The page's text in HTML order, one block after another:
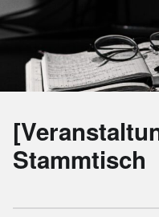
Stammtisch